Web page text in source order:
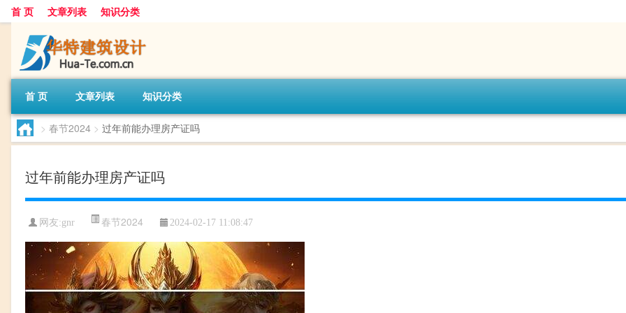
首 页 文章列表 知识分类
首 页 文章列表 知识分类
> 春节2024 > 过年前能办理房产证吗
过年前能办理房产证吗
网友:gnr 春节2024 2024-02-17 11:08:47